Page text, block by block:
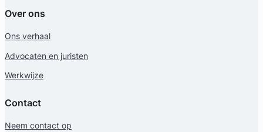
Over ons
Ons verhaal
Advocaten en juristen
Werkwijze
Contact
Neem contact op